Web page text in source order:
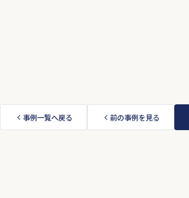
事例一覧へ戻る 前の事例を見る